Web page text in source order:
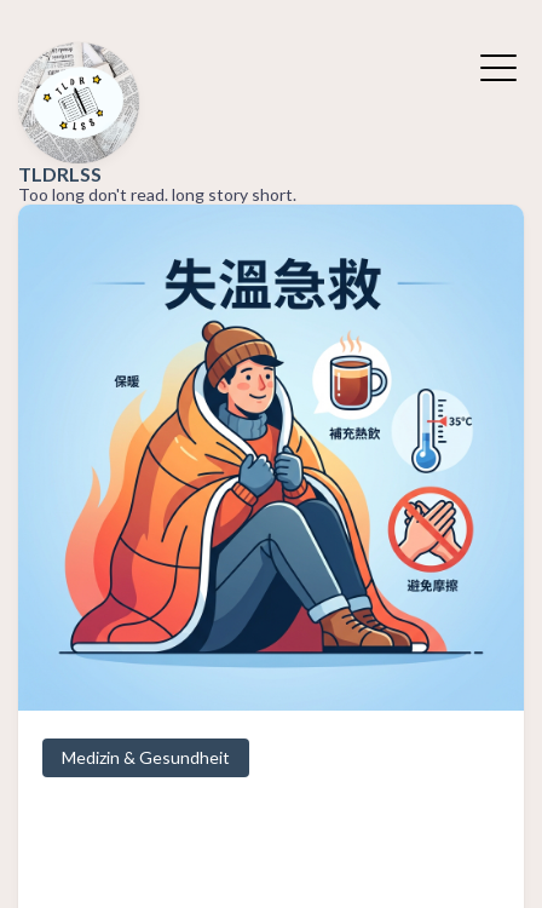
TLDRLSS
Too long don't read. long story short.
Medizin & Gesundheit